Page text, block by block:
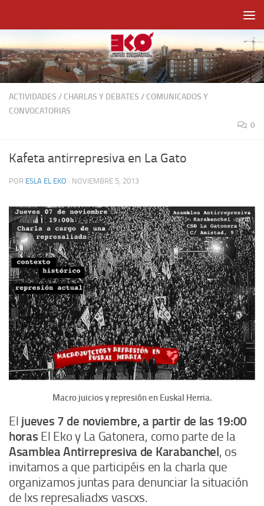
ACTIVIDADES / CHARLAS Y DEBATES / COMUNICADOS Y
CONVOCATORIAS
0
Kafeta antirrepresiva en La Gato
POR ESLA EL EKO · NOVIEMBRE 5, 2013
Macro juicios y represión en Euskal Herria.
El jueves 7 de noviembre, a partir de las 19:00
horas El Eko y La Gatonera, como parte de la
Asamblea Antirrepresiva de Karabanchel, os
invitamos a que participéis en la charla que
organizamos juntas para denunciar la situación
de lxs represaliadxs vascxs.